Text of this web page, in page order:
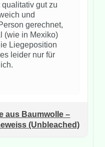
gut zu
und
gerechnet,
(wie in Mexiko)
Liegeposition
leider nur für
aus Baumwolle –
(Unbleached)